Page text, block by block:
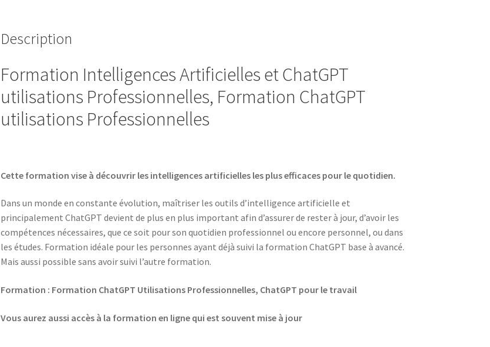
sur
i
:
Description
Formation Intelligences Artificielles et ChatGPT
utilisations Professionnelles, Formation ChatGPT
utilisations Professionnelles
Cette formation vise à découvrir les intelligences artificielles les plus efficaces pour le quotidien.
Dans un monde en constante évolution, maîtriser les outils d’intelligence artificielle et
principalement ChatGPT devient de plus en plus important afin d’assurer de rester à jour, d’avoir les
compétences nécessaires, que ce soit pour son quotidien professionnel ou encore personnel, ou dans
les études. Formation idéale pour les personnes ayant déjà suivi la formation ChatGPT base à avancé.
Mais aussi possible sans avoir suivi l’autre formation.
Formation : Formation ChatGPT Utilisations Professionnelles, ChatGPT pour le travail
Vous aurez aussi accès à la formation en ligne qui est souvent mise à jour